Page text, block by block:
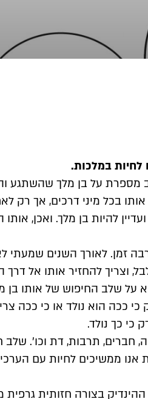
לחיות במלכות.
מספרת על בן מלך שהשתגע
בכל מיני דרכים, אך רק
להיות בן מלך. ואכן,
זמן. לאורך השנים שמעתי
וצריך להחזיר אותו אל דרך
על שלב החיפוש של אותו בן
כי ככה הוא נולד או כי ככה
כי כך נולד.
חברים, תרבות, דת וכו'.
אנו ממשיכים לחיות עם
בצורה חזותית